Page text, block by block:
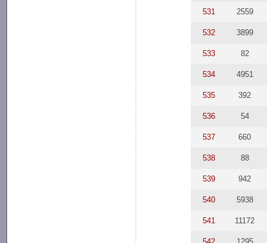
531 2559
532 3899
533 82
534 4951
535 392
536 54
537 660
538 88
539 942
540 5938
541 11172